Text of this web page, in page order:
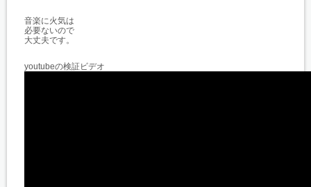
音楽に火気は
必要ないので
大丈夫です。
youtubeの検証ビデオ